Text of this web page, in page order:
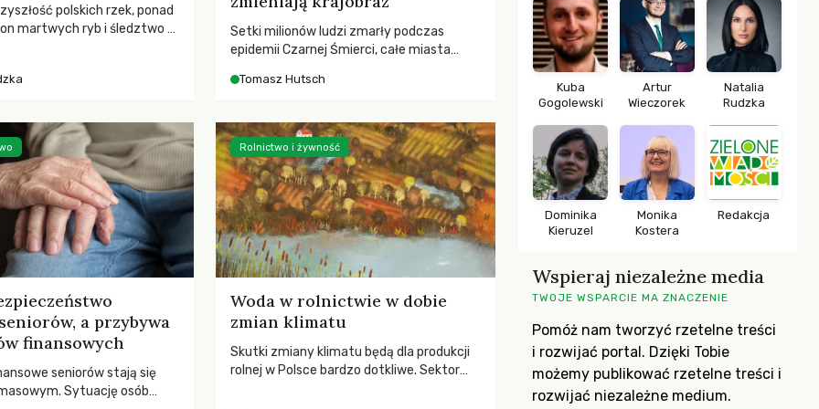
polskich rzek, ponad
martwych ryb i śledztwo z
by prace modernizacyjne
śmierci rzeki.
Setki milionów ludzi zmarły podczas
epidemii Czarnej Śmierci, całe miasta
pierwsze liście nowych dębów rozwijały
podnosiła się po jednej z największych
katastrof w swoich dziejach.
Tomasz Hutsch
a przybywa
finansowych
seniorów stają się
Sytuację osób
Woda w rolnictwie w dobie
zmian klimatu
Skutki zmiany klimatu będą dla produkcji
rolnej w Polsce bardzo dotkliwe. Sektor
Rolnictwo i żywność
Kuba
Gogolewski
Artur
Wieczorek
Natalia
Rudzka
Dominika
Kieruzel
Monika
Kostera
Redakcja
Wspieraj niezależne media
TWOJE WSPARCIE MA ZNACZENIE
Pomóż nam tworzyć rzetelne treści
i rozwijać portal. Dzięki Tobie
możemy publikować rzetelne treści i
rozwijać niezależne medium.